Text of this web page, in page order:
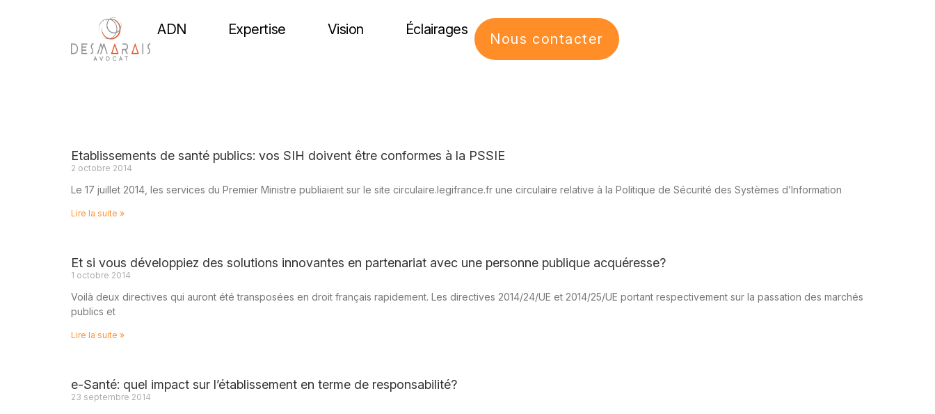
ADN Expertise Vision Éclairages
Nous contacter
Etablissements de santé publics: vos SIH doivent être conformes à la PSSIE
2 octobre 2014
Le 17 juillet 2014, les services du Premier Ministre publiaient sur le site circulaire.legifrance.fr une circulaire relative à la Politique de Sécurité des Systèmes d’Information
Lire la suite »
Et si vous développiez des solutions innovantes en partenariat avec une personne publique acquéresse?
1 octobre 2014
Voilà deux directives qui auront été transposées en droit français rapidement. Les directives 2014/24/UE et 2014/25/UE portant respectivement sur la passation des marchés
publics et
Lire la suite »
e-Santé: quel impact sur l’établissement en terme de responsabilité?
23 septembre 2014